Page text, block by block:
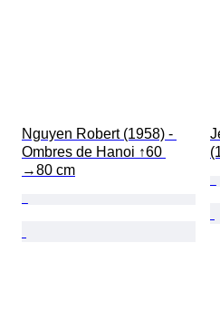
Nguyen Robert (1958) -
Ombres de Hanoi ↑60
→80 cm